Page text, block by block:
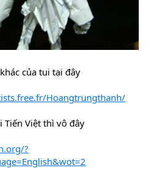
của tui tại đây
Hoangtrungthanh/
Tiến Việt thì vô đây
?